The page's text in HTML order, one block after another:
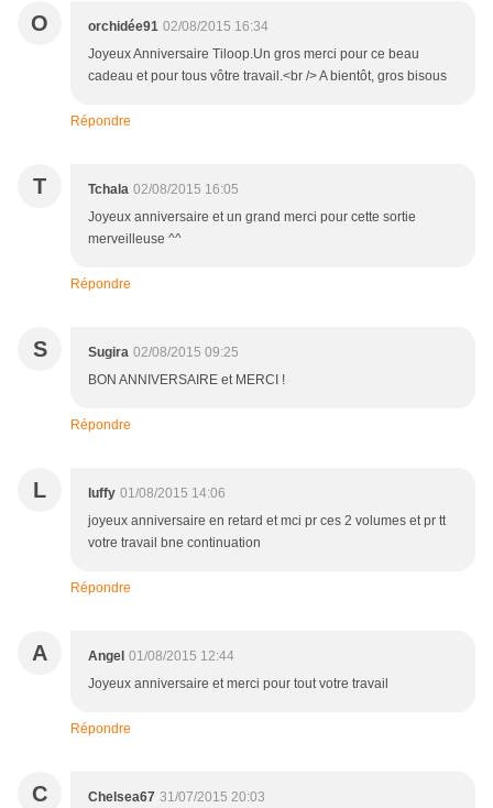
O orchidée91 02/08/2015 16:34
Joyeux Anniversaire Tiloop.Un gros merci pour ce beau
cadeau et pour tous vôtre travail.<br /> A bientôt, gros bisous
Répondre
T Tchala 02/08/2015 16:05
Joyeux anniversaire et un grand merci pour cette sortie
merveilleuse ^^
Répondre
S Sugira 02/08/2015 09:25
BON ANNIVERSAIRE et MERCI !
Répondre
L luffy 01/08/2015 14:06
joyeux anniversaire en retard et mci pr ces 2 volumes et pr tt
votre travail bne continuation
Répondre
A Angel 01/08/2015 12:44
Joyeux anniversaire et merci pour tout votre travail
Répondre
C Chelsea67 31/07/2015 20:03